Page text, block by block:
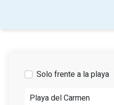
Solo frente a la playa
Playa del Carmen